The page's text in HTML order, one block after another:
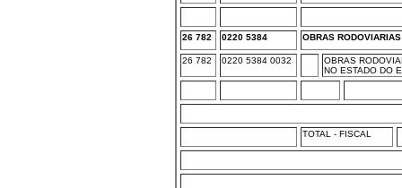
26 782 0220 5384 OBRAS
26 782 0220 5384 0032
OBRAS
NO ESTADO DO
TOTAL - FISCAL